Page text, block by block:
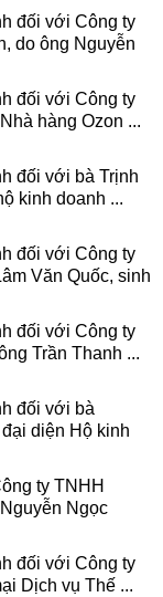
đối với Công ty
do ông Nguyễn
đối với Công ty
hàng Ozon ...
đối với bà Trịnh
kinh doanh ...
đối với Công ty
Văn Quốc, sinh
đối với Công ty
Trần Thanh ...
đối với bà
diện Hộ kinh
ty TNHH
Ngọc
đối với Công ty
Dịch vụ Thế ...